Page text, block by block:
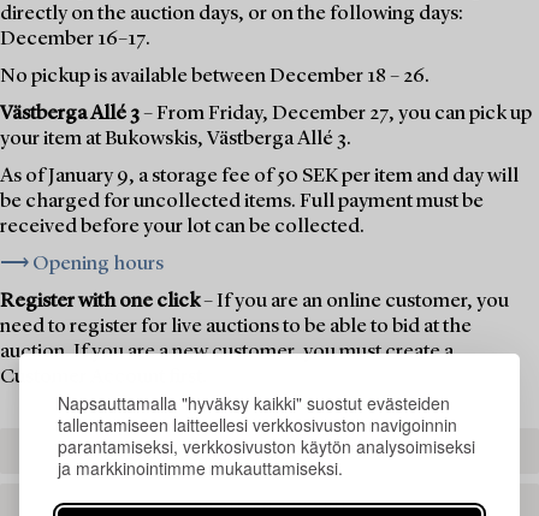
Napsauttamalla "hyväksy kaikki" suostut evästeiden
tallentamiseen laitteellesi verkkosivuston navigoinnin
parantamiseksi, verkkosivuston käytön analysoimiseksi
ja markkinointimme mukauttamiseksi.
directly on the auction days, or on the following days:
December 16–17.
No pickup is available between December 18 – 26.
Västberga Allé 3– From Friday, December 27, you can pick up
your item at Bukowskis, Västberga Allé 3.
As of January 9, a storage fee of 50 SEK per item and day will
be charged for uncollected items. Full payment must be
received before your lot can be collected.
⟶ Opening hours
Register with one click– If you are an online customer, you
need to register for live auctions to be able to bid at the
auction. If you are a new customer, you must create a
Customer Account first.
REGISTER TO BID
CREATE AN ACCOUNT